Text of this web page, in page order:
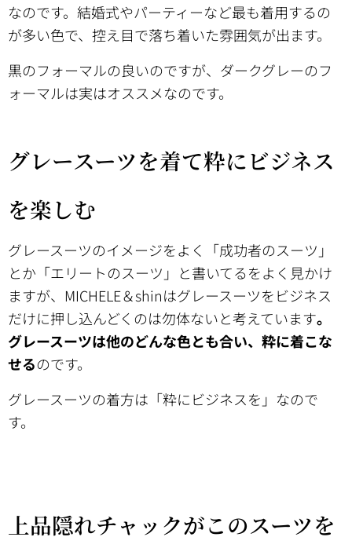
なのです。結婚式やパーティーなど最も着用するの
が多い色で、控え目で落ち着いた雰囲気が出ます。
黒のフォーマルの良いのですが、ダークグレーのフ
ォーマルは実はオススメなのです。
グレースーツを着て粋にビジネス
を楽しむ
グレースーツのイメージをよく「成功者のスーツ」
とか「エリートのスーツ」と書いてるをよく見かけ
ますが、MICHELE＆shinはグレースーツをビジネス
だけに押し込んどくのは勿体ないと考えています。
グレースーツは他のどんな色とも合い、粋に着こな
せるのです。
グレースーツの着方は「粋にビジネスを」なので
す。
上品隠れチャックがこのスーツを